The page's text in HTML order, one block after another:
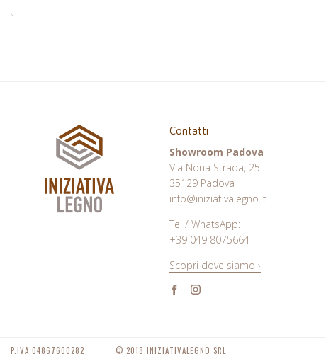
Contatti
Showroom Padova
Via Nona Strada, 25
35129 Padova
info@iniziativalegno.it
Tel / WhatsApp:
+39 049 8075664
Scopri dove siamo ›
Facebook
P.IVA 04867600282 © 2018 INIZIATIVALEGNO SRL